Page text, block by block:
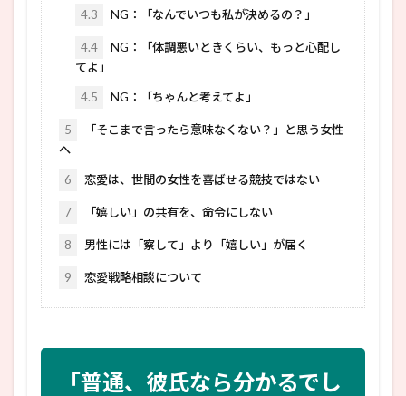
4.3 NG：「なんでいつも私が決めるの？」
4.4
NG：「体調悪いときくらい、もっと心配し
てよ」
4.5 NG：「ちゃんと考えてよ」
5
「そこまで言ったら意味なくない？」と思う女性
へ
6 恋愛は、世間の女性を喜ばせる競技ではない
7 「嬉しい」の共有を、命令にしない
8 男性には「察して」より「嬉しい」が届く
9 恋愛戦略相談について
「普通、彼氏なら分かるでし